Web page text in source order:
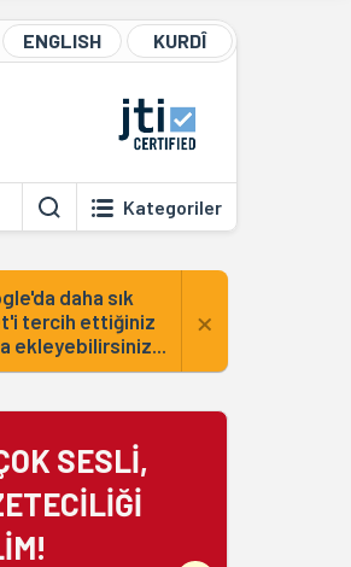
ENGLISH KURDÎ
Kategoriler
daha sık
tercih ettiğiniz
ekleyebilirsiniz...
×
SESLİ,